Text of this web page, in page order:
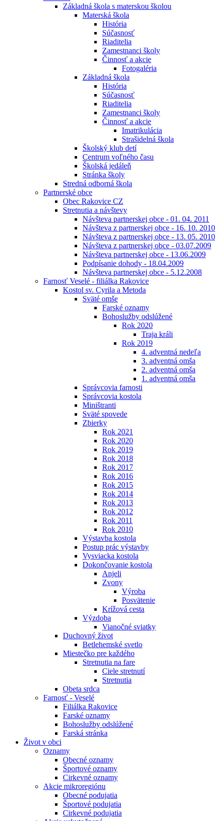
Základná škola s materskou školou
Materská škola
História
Súčasnosť
Riaditelia
Zamestnanci školy
Činnosť a akcie
Fotogaléria
Základná škola
História
Súčasnosť
Riaditelia
Zamestnanci školy
Činnosť a akcie
Imatrikulácia
Strašidelná škola
Školský klub detí
Centrum voľného času
Školská jedáleň
Stránka školy
Stredná odborná škola
Partnerské obce
Obec Rakovice CZ
Stretnutia a návštevy
Návšteva partnerskej obce - 01. 04. 2011
Návšteva z partnerskej obce - 16. 10. 2010
Návšteva z partnerskej obce - 13. 05. 2010
Návšteva z partnerskej obce - 03.07.2009
Návšteva partnerskej obce - 13.06.2009
Podpísanie dohody - 18.04.2009
Návšteva partnerskej obce - 5.12.2008
Farnosť Veselé - filiálka Rakovice
Kostol sv. Cyrila a Metoda
Sväté omše
Farské oznamy
Bohoslužby odslúžené
Rok 2020
Traja králi
Rok 2019
4. adventná nedeľa
3. adventná omša
2. adventná omša
1. adventná omša
Správcovia farnosti
Správcovia kostola
Miništranti
Sväté spovede
Zbierky
Rok 2021
Rok 2020
Rok 2019
Rok 2018
Rok 2017
Rok 2016
Rok 2015
Rok 2014
Rok 2013
Rok 2012
Rok 2011
Rok 2010
Výstavba kostola
Postup prác výstavby
Vysviacka kostola
Dokončovanie kostola
Anjeli
Zvony
Výroba
Posvätenie
Krížová cesta
Výzdoba
Vianočné sviatky
Duchovný život
Betlehemské svetlo
Miestečko pre každého
Stretnutia na fare
Ciele stretnutí
Stretnutia
Obeta srdca
Farnosť - Veselé
Filiálka Rakovice
Farské oznamy
Bohoslužby odslúžené
Farská stránka
Život v obci
Oznamy
Obecné oznamy
Športové oznamy
Cirkevné oznamy
Akcie mikroregiónu
Obecné podujatia
Športové podujatia
Cirkevné podujatia